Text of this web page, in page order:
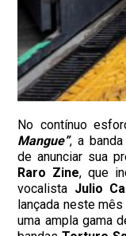
No contínuo
Mangue”, a banda
de anunciar sua
Raro Zine, que
vocalista Julio
lançada neste
uma ampla gama